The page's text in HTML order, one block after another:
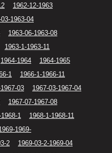
1962-12-1963
1963-04
1963-06-1963-08
1963-1-1963-11
1964-1964
1964-1965
1
1966-1-1966-11
03
1967-03-1967-04
1967-07-1967-08
1
1968-1-1968-11
1969-
2
1969-03-2-1969-04